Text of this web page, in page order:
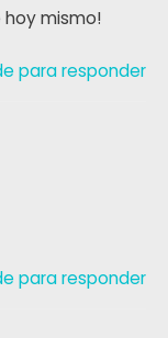
mismo!
para responder
para responder